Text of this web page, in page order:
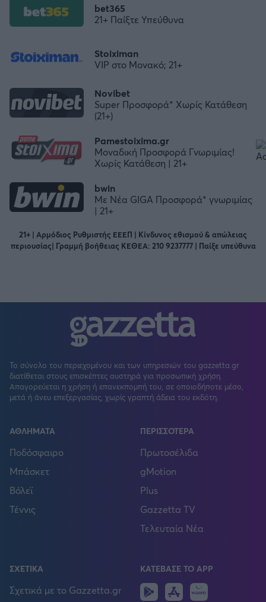
bwin
Με Νέα GIGA Προσφορά* γνωριμίας
| 21+
Stoiximan
VIP στο Μονακό; 21+
Novibet
Super Προσφορά* Χωρίς Κατάθεση
(21+)
Pamestoixima.gr
Μοναδική Προσφορά Γνωριμίας!
Χωρίς Κατάθεση | 21+
bet365
21+ Παίξτε Υπεύθυνα
21+ | Αρμόδιος Ρυθμιστής ΕΕΕΠ | Κίνδυνος εθισμού & απώλειας
περιουσίας| Γραμμή βοήθειας ΚΕΘΕΑ: 210 9237777 | Παίξε υπεύθυνα
Το σύνολο του περιεχομένου και των υπηρεσιών του gazzetta.gr
διατίθεται στους επισκέπτες αυστηρά για προσωπική χρήση.
Απαγορεύεται η χρήση ή επανεκπομπή του, σε οποιοδήποτε μέσο,
μετά ή άνευ επεξεργασίας, χωρίς γραπτή άδεια του εκδότη.
ΑΘΛΗΜΑΤΑ
Ποδόσφαιρο
Μπάσκετ
Βόλεϊ
Τέννις
ΠΕΡΙΣΣΟΤΕΡΑ
Πρωτοσέλιδα
gMotion
Plus
Gazzetta TV
Τελευταία Νέα
ΣΧΕΤΙΚΑ
Σχετικά με το Gazzetta.gr
ΚΑΤΕΒΑΣΕ ΤΟ APP
Android
IOS